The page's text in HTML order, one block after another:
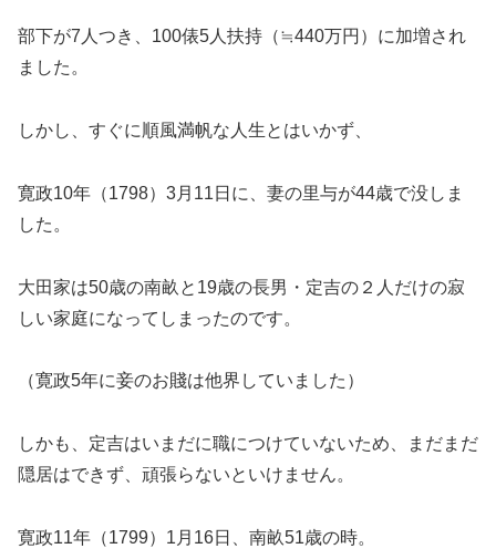
部下が7人つき、100俵5人扶持（≒440万円）に加増され
ました。
しかし、すぐに順風満帆な人生とはいかず、
寛政10年（1798）3月11日に、妻の里与が44歳で没しま
した。
大田家は50歳の南畝と19歳の長男・定吉の２人だけの寂
しい家庭になってしまったのです。
（寛政5年に妾のお賤は他界していました）
しかも、定吉はいまだに職につけていないため、まだまだ
隠居はできず、頑張らないといけません。
寛政11年（1799）1月16日、南畝51歳の時。